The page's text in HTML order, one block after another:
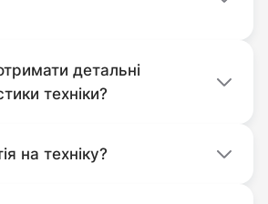
детальні
техніки?
на техніку?